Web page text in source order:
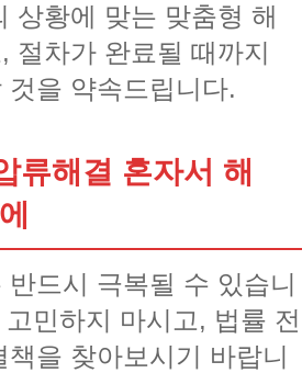
상황에 맞는 맞춤형 해
절차가 완료될 때까지
을 약속드립니다.
류해결 혼자서 해
드시 극복될 수 있습니
민하지 마시고, 법률 전
을 찾아보시기 바랍니